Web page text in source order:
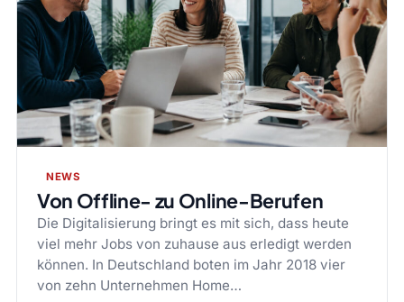
NEWS
Von Offline- zu Online-Berufen
Die Digitalisierung bringt es mit sich, dass heute
viel mehr Jobs von zuhause aus erledigt werden
können. In Deutschland boten im Jahr 2018 vier
von zehn Unternehmen Home…